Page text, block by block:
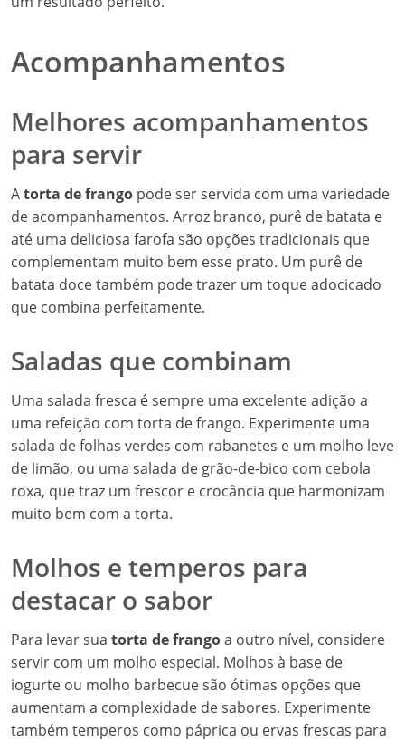
Acompanhamentos
Melhores acompanhamentos
para servir
Atorta de frango pode ser servida com uma variedade
de acompanhamentos. Arroz branco, purê de batata e
até uma deliciosa farofa são opções tradicionais que
complementam muito bem esse prato. Um purê de
batata doce também pode trazer um toque adocicado
que combina perfeitamente.
Saladas que combinam
Uma salada fresca é sempre uma excelente adição a
uma refeição com torta de frango. Experimente uma
salada de folhas verdes com rabanetes e um molho leve
de limão, ou uma salada de grão-de-bico com cebola
roxa, que traz um frescor e crocância que harmonizam
muito bem com a torta.
Molhos e temperos para
destacar o sabor
Para levar sua torta de frangoa outro nível, considere
servir com um molho especial. Molhos à base de
iogurte ou molho barbecue são ótimas opções que
aumentam a complexidade de sabores. Experimente
também temperos como páprica ou ervas frescas para